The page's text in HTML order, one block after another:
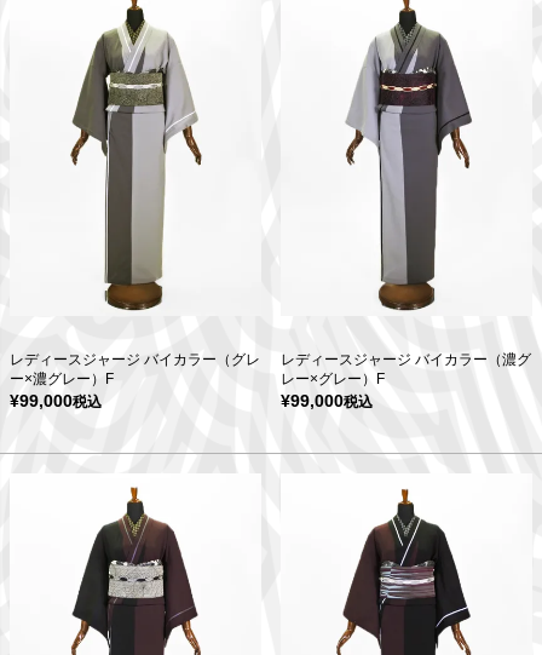
レディースジャージ バイカラー（グレ
ー×濃グレー）F
¥99,000税込
レディースジャージ バイカラー（濃グ
レー×グレー）F
¥99,000税込